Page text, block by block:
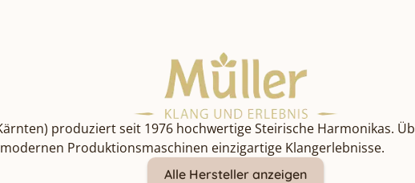
produziert seit 1976 hochwertige Steirische Harmonikas.
Produktionsmaschinen einzigartige Klangerlebnisse.
Alle Hersteller anzeigen